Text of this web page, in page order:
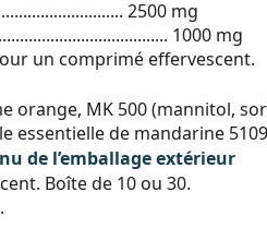
2500 mg
1000 mg
un comprimé effervescent.
orange, MK 500 (mannitol,
essentielle de mandarine
de l’emballage extérieur
Boîte de 10 ou 30.